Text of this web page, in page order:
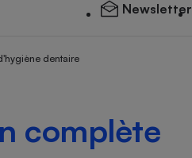
Newsletter
dentaire
complète